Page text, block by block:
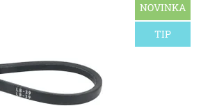
NOVINKA
TIP